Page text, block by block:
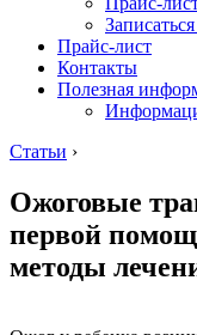
Прайс-лист
Контакты
Полезная
Статьи ›
Ожоговые
первой
методы